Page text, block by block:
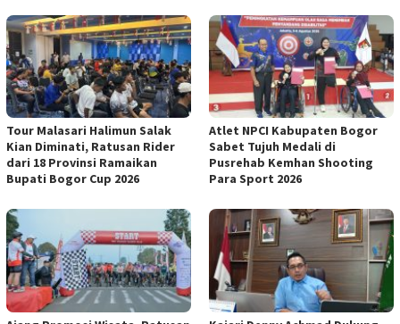
Tour Malasari Halimun Salak
Kian Diminati, Ratusan Rider
dari 18 Provinsi Ramaikan
Bupati Bogor Cup 2026
Atlet NPCI Kabupaten Bogor
Sabet Tujuh Medali di
Pusrehab Kemhan Shooting
Para Sport 2026